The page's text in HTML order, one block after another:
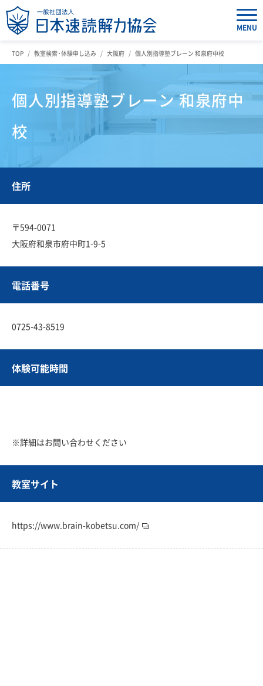
MENU
TOP 教室検索・体験申し込み 大阪府 個人別指導塾ブレーン 和泉府中校
個人別指導塾ブレーン 和泉府中
校
住所
〒594-0071
大阪府和泉市府中町1-9-5
電話番号
0725-43-8519
体験可能時間
※詳細はお問い合わせください
教室サイト
https://www.brain-kobetsu.com/